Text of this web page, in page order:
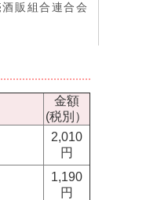
販組合連合会
金額
(税別）
2,010
円
1,190
円